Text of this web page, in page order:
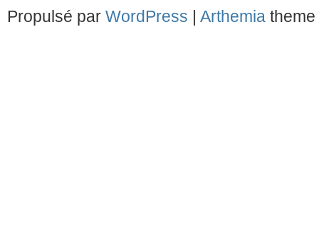
Propulsé par WordPress | Arthemia